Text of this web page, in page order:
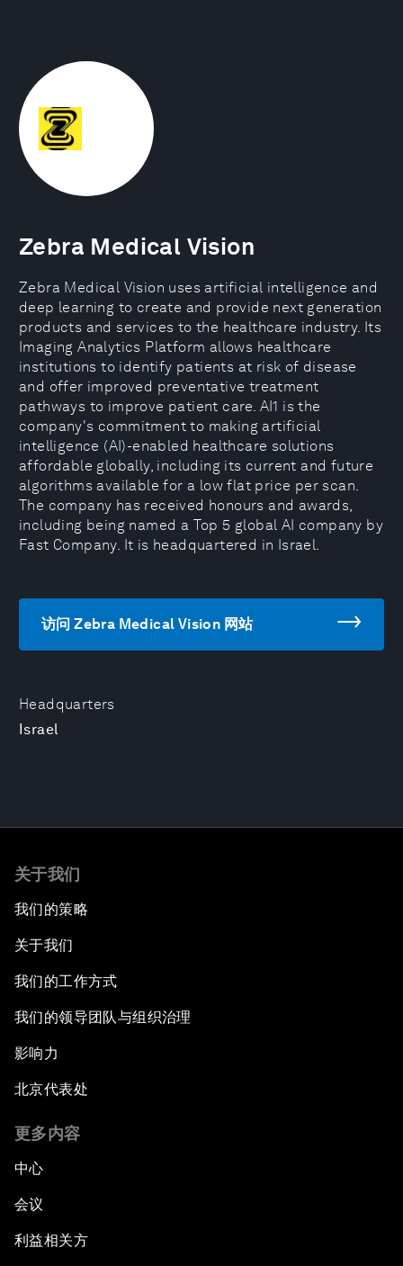
Headquarters
Israel
Zebra Medical Vision
Zebra Medical Vision uses artificial intelligence and
deep learning to create and provide next generation
products and services to the healthcare industry. Its
Imaging Analytics Platform allows healthcare
institutions to identify patients at risk of disease
and offer improved preventative treatment
pathways to improve patient care. AI1 is the
company's commitment to making artificial
intelligence (AI)-enabled healthcare solutions
affordable globally, including its current and future
algorithms available for a low flat price per scan.
The company has received honours and awards,
including being named a Top 5 global AI company by
Fast Company. It is headquartered in Israel.
访问 Zebra Medical Vision 网站
关于我们
我们的策略
关于我们
我们的工作方式
我们的领导团队与组织治理
影响力
北京代表处
更多内容
中心
会议
利益相关方